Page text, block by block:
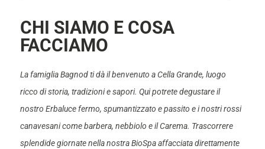
CHI SIAMO E COSA
FACCIAMO
La famiglia Bagnod ti dà il benvenuto a Cella Grande, luogo
ricco di storia, tradizioni e sapori. Qui potrete degustare il
nostro Erbaluce fermo, spumantizzato e passito e i nostri rossi
canavesani come barbera, nebbiolo e il Carema. Trascorrere
splendide giornate nella nostra BioSpa affacciata direttamente